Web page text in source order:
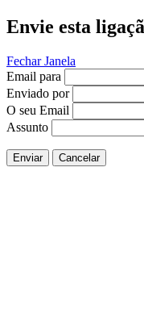
Envie esta
Fechar Janela
Email para
Enviado por
O seu Email
Assunto
Enviar Cancelar